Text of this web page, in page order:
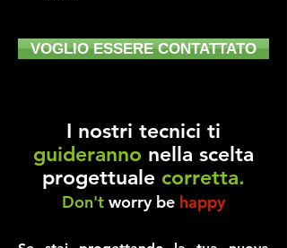
VOGLIO ESSERE CONTATTATO
I nostri tecnici ti
guideranno nella scelta
progettuale corretta.
Don't worry be happy